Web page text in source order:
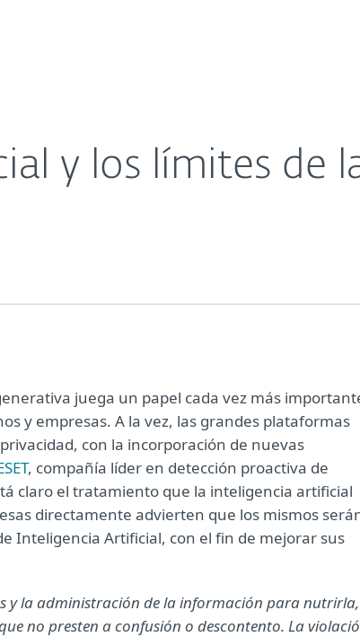
y los límites de
juega un papel cada vez más
y empresas. A la vez, las grandes plataformas
con la incorporación de nuevas
, compañía líder en detección proactiva de
claro el tratamiento que la inteligencia artificial
directamente advierten que los mismos
Inteligencia Artificial, con el fin de mejorar sus
y la administración de la información para nutrirla,
no presten a confusión o descontento. La